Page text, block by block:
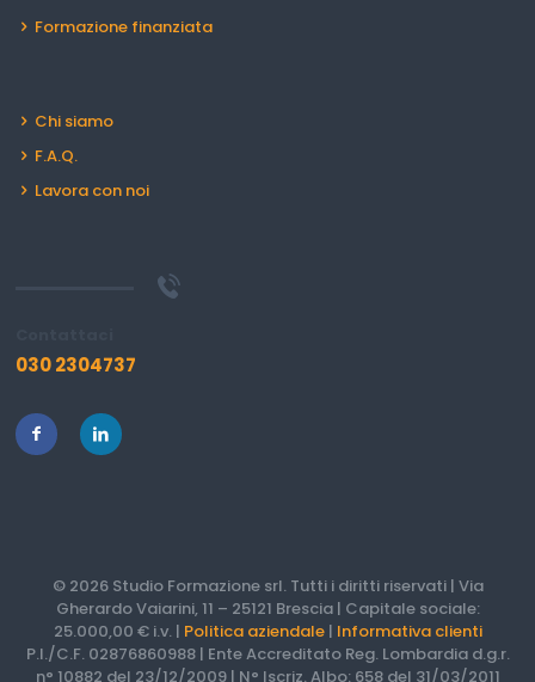
Formazione finanziata
Chi siamo
F.A.Q.
Lavora con noi
030 2304737
© 2026 Studio Formazione srl. Tutti i diritti riservati | Via
Gherardo Vaiarini, 11 – 25121 Brescia | Capitale sociale:
25.000,00 € i.v. | Politica aziendale| Informativa clienti
P.I./C.F. 02876860988 | Ente Accreditato Reg. Lombardia d.g.r.
n° 10882 del 23/12/2009 | N° Iscriz. Albo: 658 del 31/03/2011